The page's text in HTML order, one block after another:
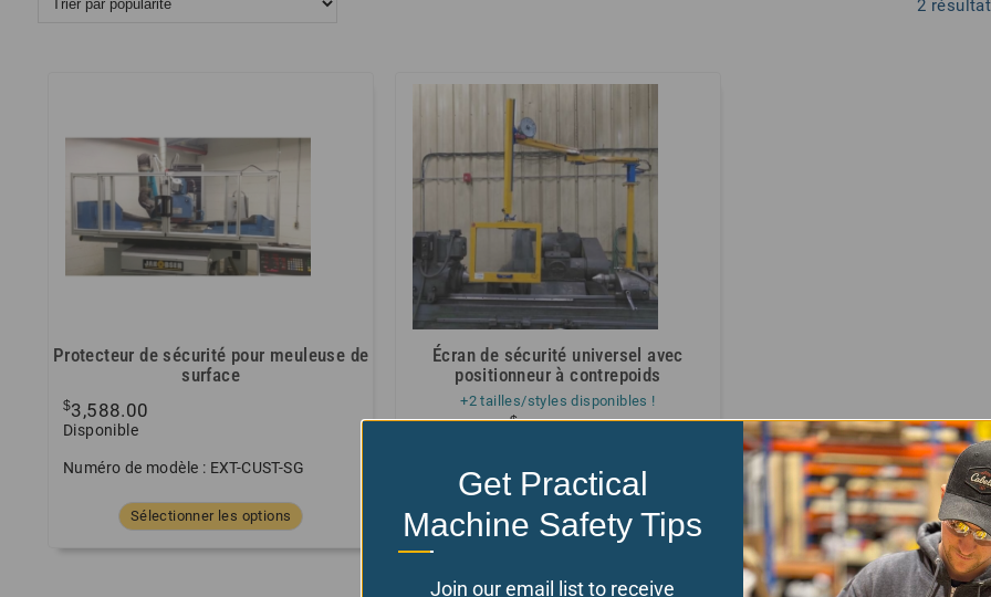
2
Protecteur de sécurité pour meuleuse de
surface
$3,588.00
Disponible
Numéro de modèle : EXT-CUST-SG
Sélectionner les options
Écran de sécurité universel avec
positionneur à contrepoids
+2 tailles/styles disponibles !
à partir de:$6,182.70
Numéro de modèle : TOP
Get Practical
Machine Safety Tips
Join our email list to receive